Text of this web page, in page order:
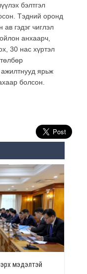
бэлтгэл
Тэдний оронд
ав гэдэг чиглэл
анхаарч,
30 нас хүртэл
ярьж
болсон.
мэдэлтэй